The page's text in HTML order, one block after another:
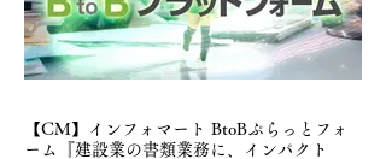
【CM】インフォマート BtoBぷらっとフォ
ーム『建設業の書類業務に、インパクト